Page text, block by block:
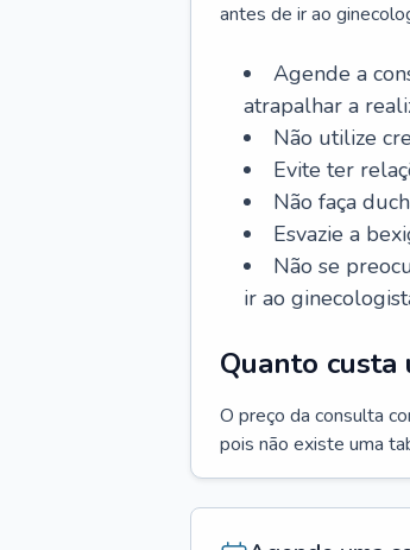
antes de ir ao
Agende a
atrapalhar a
Não utilize
Evite ter
Não faça
Esvazie a
Não se
ir ao
Quanto custa
O preço da consulta
pois não existe uma